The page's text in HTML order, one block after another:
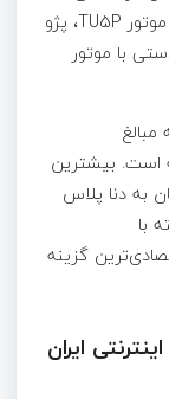
V1P، سورن پلاس دوگانه‌سوز، سورن پلاس با موتور TU5P، پژو
با موتور
است. بیشترین
میلیون تومان به دنا پلاس
با
تومان، اقتصادی‌ترین گزینه
ایران